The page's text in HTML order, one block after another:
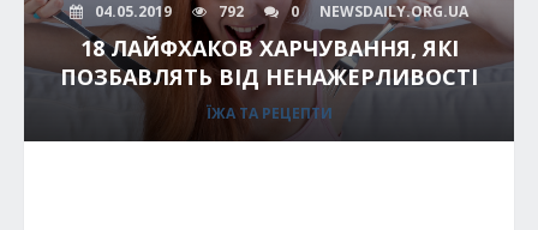
04.05.2019 792 0 NEWSDAILY.ORG.UA
18 ЛАЙФХАКОВ ХАРЧУВАННЯ, ЯКІ
ПОЗБАВЛЯТЬ ВІД НЕНАЖЕРЛИВОСТІ
ЇЖА ТА РЕЦЕПТИ